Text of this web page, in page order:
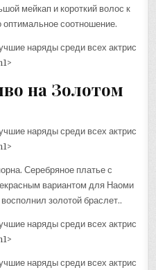
мейкап и короткий волос к
соотношение.
на Золотом
Серебряное платье с
вариантом для Наоми
золотой браслет..